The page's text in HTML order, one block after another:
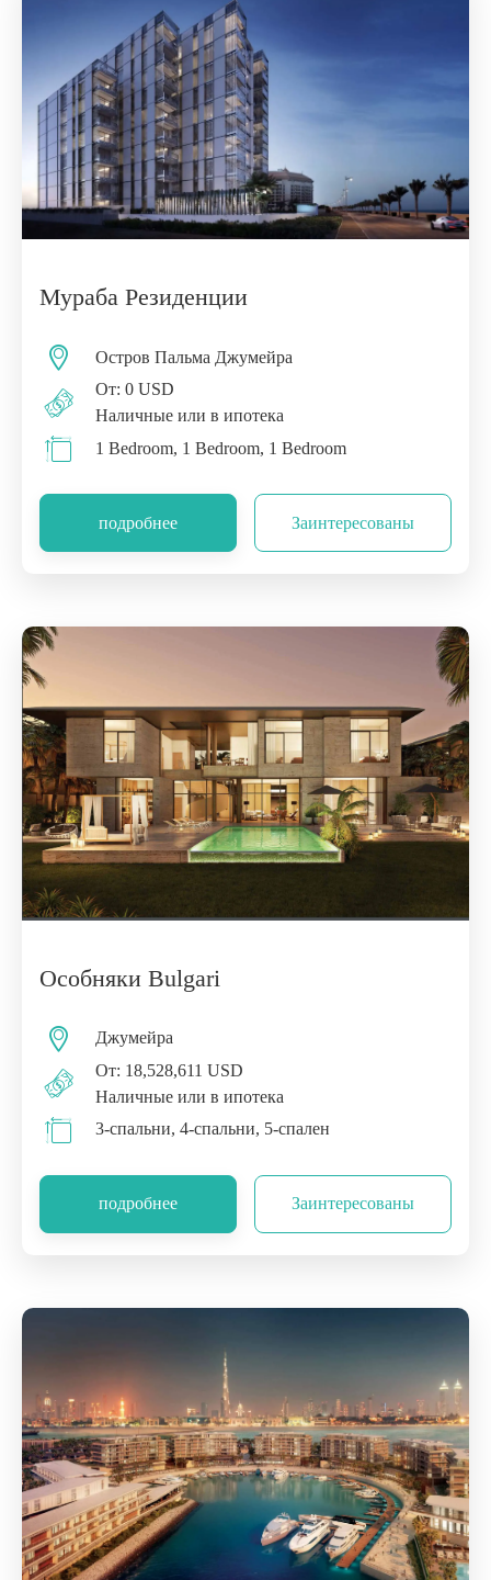
Мураба Резиденции
Остров Пальма Джумейра
От: 0 USD
Наличные или в ипотека
1 Bedroom, 1 Bedroom, 1 Bedroom
подробнее Заинтересованы
Особняки Bulgari
Джумейра
От: 18,528,611 USD
Наличные или в ипотека
3-спальни, 4-спальни, 5-спален
подробнее Заинтересованы